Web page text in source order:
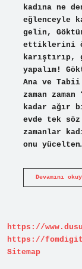
kadına ne
eğlenceyle
gelin,
ettiklerini
karıştırıp,
yapalım!
Ana ve Tabii
zaman
kadar ağır
evde tek
zamanlar
onu
Devamını
https://
https://
Sitemap